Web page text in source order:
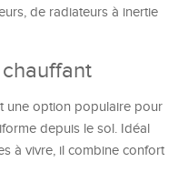
de radiateurs à inertie
une option populaire pour
depuis le sol. Idéal
à vivre, il combine confort